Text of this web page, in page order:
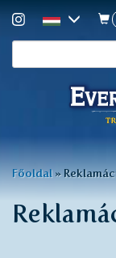
űrlap
Jelenlegi
hely
Főoldal »